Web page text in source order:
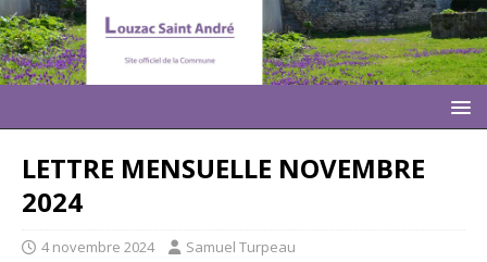
LETTRE MENSUELLE NOVEMBRE
2024
4 novembre 2024 Samuel Turpeau